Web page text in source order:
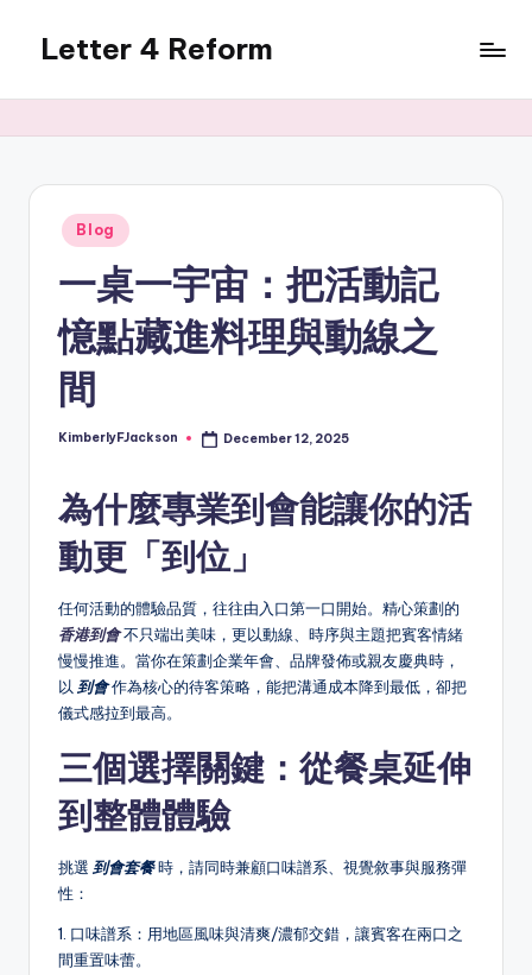
content
Letter 4 Reform
revealing
topics
Posted
in
Blog
一桌一宇宙：把活動記
憶點藏進料理與動線之
間
Posted
KimberlyFJackson December 12, 2025
為什麼專業到會能讓你的活
動更「到位」
任何活動的體驗品質，往往由入口第一口開始。精心策劃的
香港到會不只端出美味，更以動線、時序與主題把賓客情緒
慢慢推進。當你在策劃企業年會、品牌發佈或親友慶典時，
以 到會作為核心的待客策略，能把溝通成本降到最低，卻把
儀式感拉到最高。
三個選擇關鍵：從餐桌延伸
到整體體驗
挑選 到會套餐時，請同時兼顧口味譜系、視覺敘事與服務彈
性：
1. 口味譜系：用地區風味與清爽/濃郁交錯，讓賓客在兩口之
間重置味蕾。